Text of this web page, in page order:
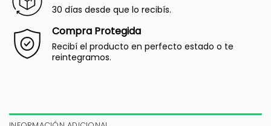
30 días desde que lo recibís.
Compra Protegida
Recibí el producto en perfecto estado o te
reintegramos.